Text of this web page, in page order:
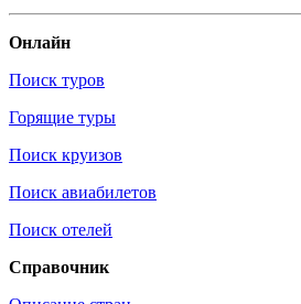
Онлайн
Поиск туров
Горящие туры
Поиск круизов
Поиск авиабилетов
Поиск отелей
Справочник